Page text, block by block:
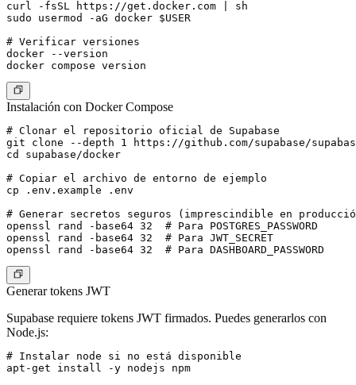
curl -fsSL https://get.docker.com | sh
sudo usermod -aG docker $USER
# Verificar versiones
docker --version
Instalación con Docker Compose
# Clonar el repositorio oficial de Supabase
git clone --depth 1 https://github.com/supabase/
cd supabase/docker
# Copiar el archivo de entorno de ejemplo
cp .env.example .env
# Generar secretos seguros (imprescindible en
openssl rand -base64 32  # Para POSTGRES_PASSWORD
openssl rand -base64 32  # Para JWT_SECRET
Generar tokens JWT
Supabase requiere tokens JWT firmados. Puedes generarlos con
Node.js:
# Instalar node si no está disponible
apt-get install -y nodejs npm